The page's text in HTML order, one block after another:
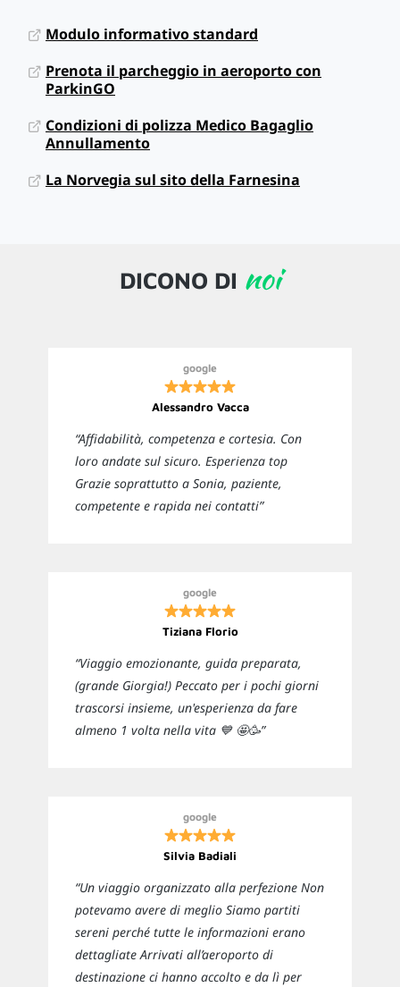
Modulo informativo standard
Prenota il parcheggio in aeroporto con
ParkinGO
Condizioni di polizza Medico Bagaglio
Annullamento
La Norvegia sul sito della Farnesina
DICONO DI noi
google
Alessandro Vacca
“Affidabilità, competenza e cortesia. Con
loro andate sul sicuro. Esperienza top
Grazie soprattutto a Sonia, paziente,
competente e rapida nei contatti”
google
Tiziana Florio
“Viaggio emozionante, guida preparata,
(grande Giorgia!) Peccato per i pochi giorni
trascorsi insieme, un'esperienza da fare
almeno 1 volta nella vita 💙 🤩🥳”
google
Silvia Badiali
“Un viaggio organizzato alla perfezione Non
potevamo avere di meglio Siamo partiti
sereni perché tutte le informazioni erano
dettagliate Arrivati all’aeroporto di
destinazione ci hanno accolto e da lì per